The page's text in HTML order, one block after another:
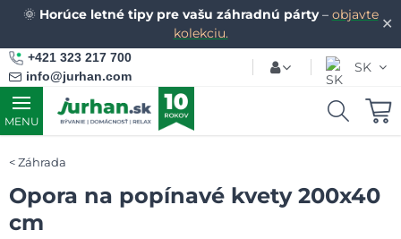
✕
🌞 Horúce letné tipy pre vašu záhradnú párty– objavte
kolekciu.
+421 323 217 700
info@jurhan.com
SK
MENU
Záhrada
Opora na popínavé kvety 200x40
cm